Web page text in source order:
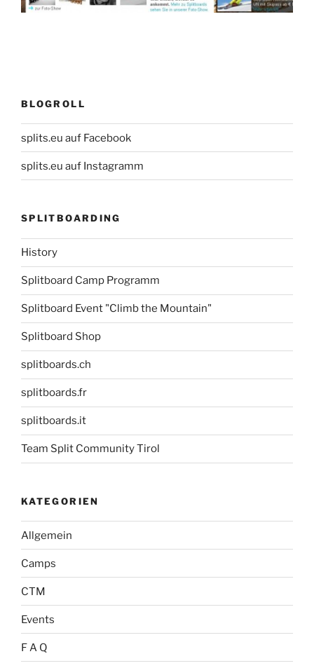
BLOGROLL
splits.eu auf Facebook
splits.eu auf Instagramm
SPLITBOARDING
History
Splitboard Camp Programm
Splitboard Event "Climb the Mountain"
Splitboard Shop
splitboards.ch
splitboards.fr
splitboards.it
Team Split Community Tirol
KATEGORIEN
Allgemein
Camps
CTM
Events
F A Q